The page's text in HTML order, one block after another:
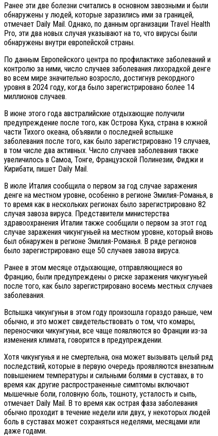
Ранее эти две болезни считались в основном завозными и были
обнаружены у людей, которые заразились ими за границей,
отмечает Daily Mail. Однако, по данным организации Travel Health
Pro, эти два новых случая указывают на то, что вирусы были
обнаружены внутри европейской страны.
По данным Европейского центра по профилактике заболеваний и
контролю за ними, число случаев заболевания лихорадкой денге
во всем мире значительно возросло, достигнув рекордного
уровня в 2024 году, когда было зарегистрировано более 14
миллионов случаев.
В июне этого года австралийские отдыхающие получили
предупреждение после того, как Острова Кука, страна в южной
части Тихого океана, объявили о последней вспышке
заболевания после того, как было зарегистрировано 19 случаев,
в том числе два активных. Число случаев заболевания также
увеличилось в Самоа, Тонге, Французской Полинезии, Фиджи и
Кирибати, пишет Daily Mail.
В июле Италия сообщила о первом за год случае заражения
денге на местном уровне, особенно в регионе Эмилия-Романья, в
то время как в нескольких регионах было зарегистрировано 82
случая завоза вируса. Представители министерства
здравоохранения Италии также сообщили о первом за этот год
случае заражения чикунгуньей на местном уровне, который вновь
был обнаружен в регионе Эмилия-Романья. В ряде регионов
было зарегистрировано еще 50 случаев завоза вируса.
Ранее в этом месяце отдыхающие, отправляющиеся во
Францию, были предупреждены о риске заражения чикунгуньей
после того, как было зарегистрировано восемь местных случаев
заболевания.
Вспышка чикунгуньи в этом году произошла гораздо раньше, чем
обычно, и это может свидетельствовать о том, что комары,
переносчики чикунгуньи, все чаще появляются во Франции из-за
изменения климата, говорится в предупреждении.
Хотя чикунгунья и не смертельна, она может вызывать целый ряд
последствий, которые в первую очередь проявляются внезапным
повышением температуры и сильными болями в суставах, в то
время как другие распространенные симптомы включают
мышечные боли, головную боль, тошноту, усталость и сыпь,
отмечает Daily Mail. В то время как острая фаза заболевания
обычно проходит в течение недели или двух, у некоторых людей
боль в суставах может сохраняться неделями, месяцами или
даже годами.